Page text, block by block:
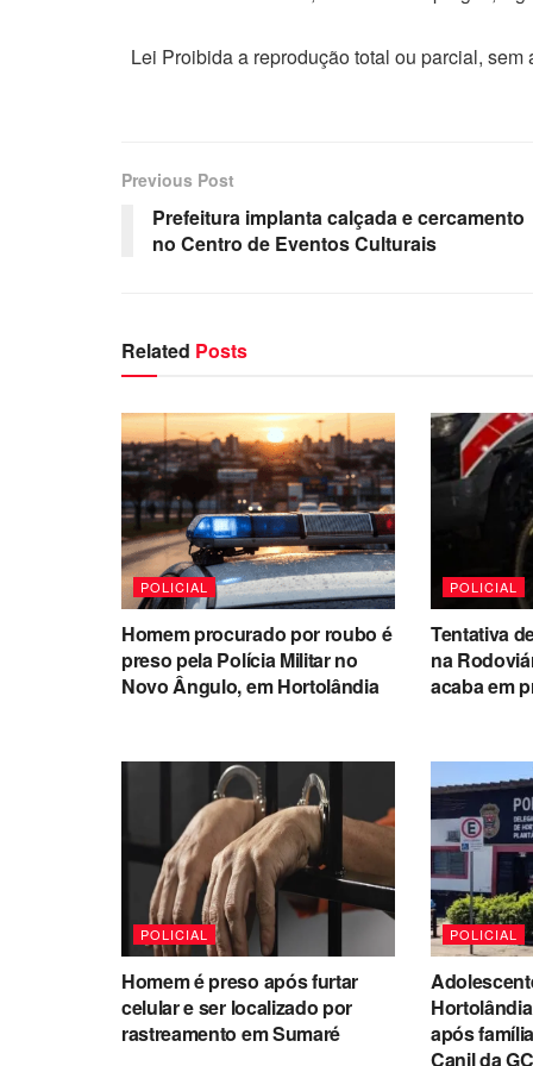
Lei Proibida a reprodução total ou parcial,
Previous Post
Prefeitura implanta calçada e cercamento
no Centro de Eventos Culturais
Related Posts
POLICIAL
Homem procurado por roubo é
preso pela Polícia Militar no
Novo Ângulo, em Hortolândia
POLICIAL
Tentativa
na
acaba em
POLICIAL
Homem é preso após furtar
celular e ser localizado por
rastreamento em Sumaré
POLICIAL
após
Canil da